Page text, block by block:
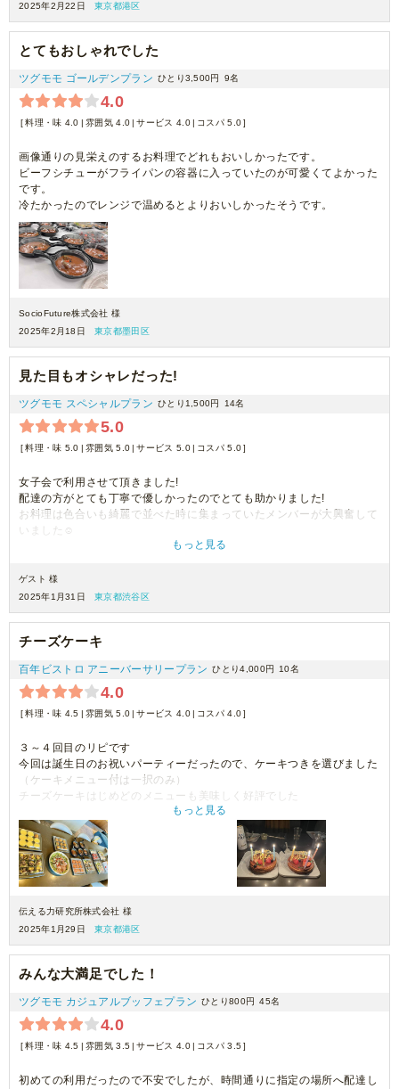
2025年2月22日
東京都港区
とてもおしゃれでした
ツグモモ ゴールデンプラン ひとり3,500円 9名
4.0
料理・味 4.0 雰囲気 4.0 サービス 4.0 コスパ 5.0
画像通りの見栄えのするお料理でどれもおいしかったです。
ビーフシチューがフライパンの容器に入っていたのが可愛くてよかった
です。
冷たかったのでレンジで温めるとよりおいしかったそうです。
SocioFuture株式会社 様
2025年2月18日
東京都墨田区
見た目もオシャレだった!
ツグモモ スペシャルプラン ひとり1,500円 14名
5.0
料理・味 5.0 雰囲気 5.0 サービス 5.0 コスパ 5.0
女子会で利用させて頂きました!
配達の方がとても丁寧で優しかったのでとても助かりました!
お料理は色合いも綺麗で並べた時に集まっていたメンバーが大興奮して
いました☺️
また機会があったら利用したいです。
もっと見る
ゲスト 様
2025年1月31日
東京都渋谷区
チーズケーキ
百年ビストロ アニーバーサリープラン ひとり4,000円 10名
4.0
料理・味 4.5 雰囲気 5.0 サービス 4.0 コスパ 4.0
３～４回目のリピです
今回は誕生日のお祝いパーティーだったので、ケーキつきを選びました
（ケーキメニュー付は一択のみ）
チーズケーキはじめどのメニューも美味しく好評でした
ろうそくもしっかりとした太めのもので、みんなで歌いながら楽しく吹
き消しました
もっと見る
伝える力研究所株式会社 様
2025年1月29日
東京都港区
みんな大満足でした！
ツグモモ カジュアルブッフェプラン ひとり800円 45名
4.0
料理・味 4.5 雰囲気 3.5 サービス 4.0 コスパ 3.5
初めての利用だったので不安でしたが、時間通りに指定の場所へ配達し